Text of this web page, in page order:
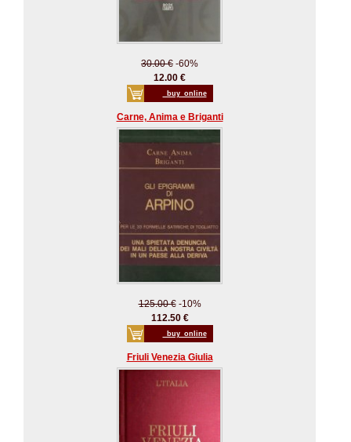
30.00 € -60%
12.00 €
_buy_online
Carne, Anima e Briganti
125.00 €-10%
112.50 €
_buy_online
Friuli Venezia Giulia